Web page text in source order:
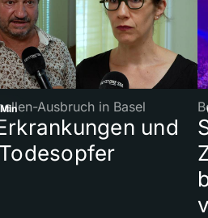
Ausbruch in Basel
und